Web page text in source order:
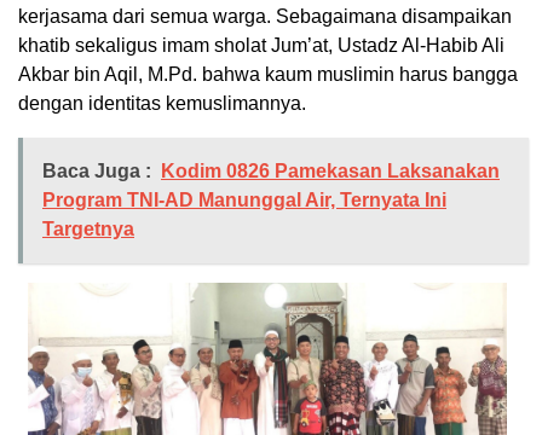
kerjasama dari semua warga. Sebagaimana disampaikan
khatib sekaligus imam sholat Jum’at, Ustadz Al-Habib Ali
Akbar bin Aqil, M.Pd. bahwa kaum muslimin harus bangga
dengan identitas kemuslimannya.
Baca Juga :
Kodim 0826 Pamekasan Laksanakan
Program TNI-AD Manunggal Air, Ternyata Ini
Targetnya